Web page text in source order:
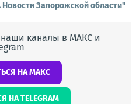
Запорожской области"
каналы в МАКС и
НА МАКС
НА TELEGRAM